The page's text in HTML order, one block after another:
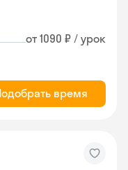
от 1090 ₽ / урок
время